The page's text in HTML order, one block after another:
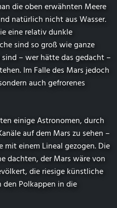
die oben erwähnten Meere
natürlich nicht aus Wasser.
eine relativ dunkle
sind so groß wie ganze
– wer hätte das gedacht –
Im Falle des Mars jedoch
auch gefrorenes
einige Astronomen, durch
auf dem Mars zu sehen –
mit einem Lineal gezogen. Die
dachten, der Mars wäre von
die riesige künstliche
den Polkappen in die